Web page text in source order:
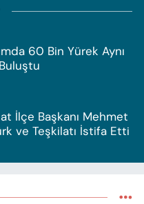
60 Bin Yürek Aynı
İlçe Başkanı Mehmet
ve Teşkilatı İstifa Etti